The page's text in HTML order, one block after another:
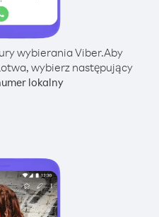
wybierania Viber.Aby
wybierz następujący
lokalny